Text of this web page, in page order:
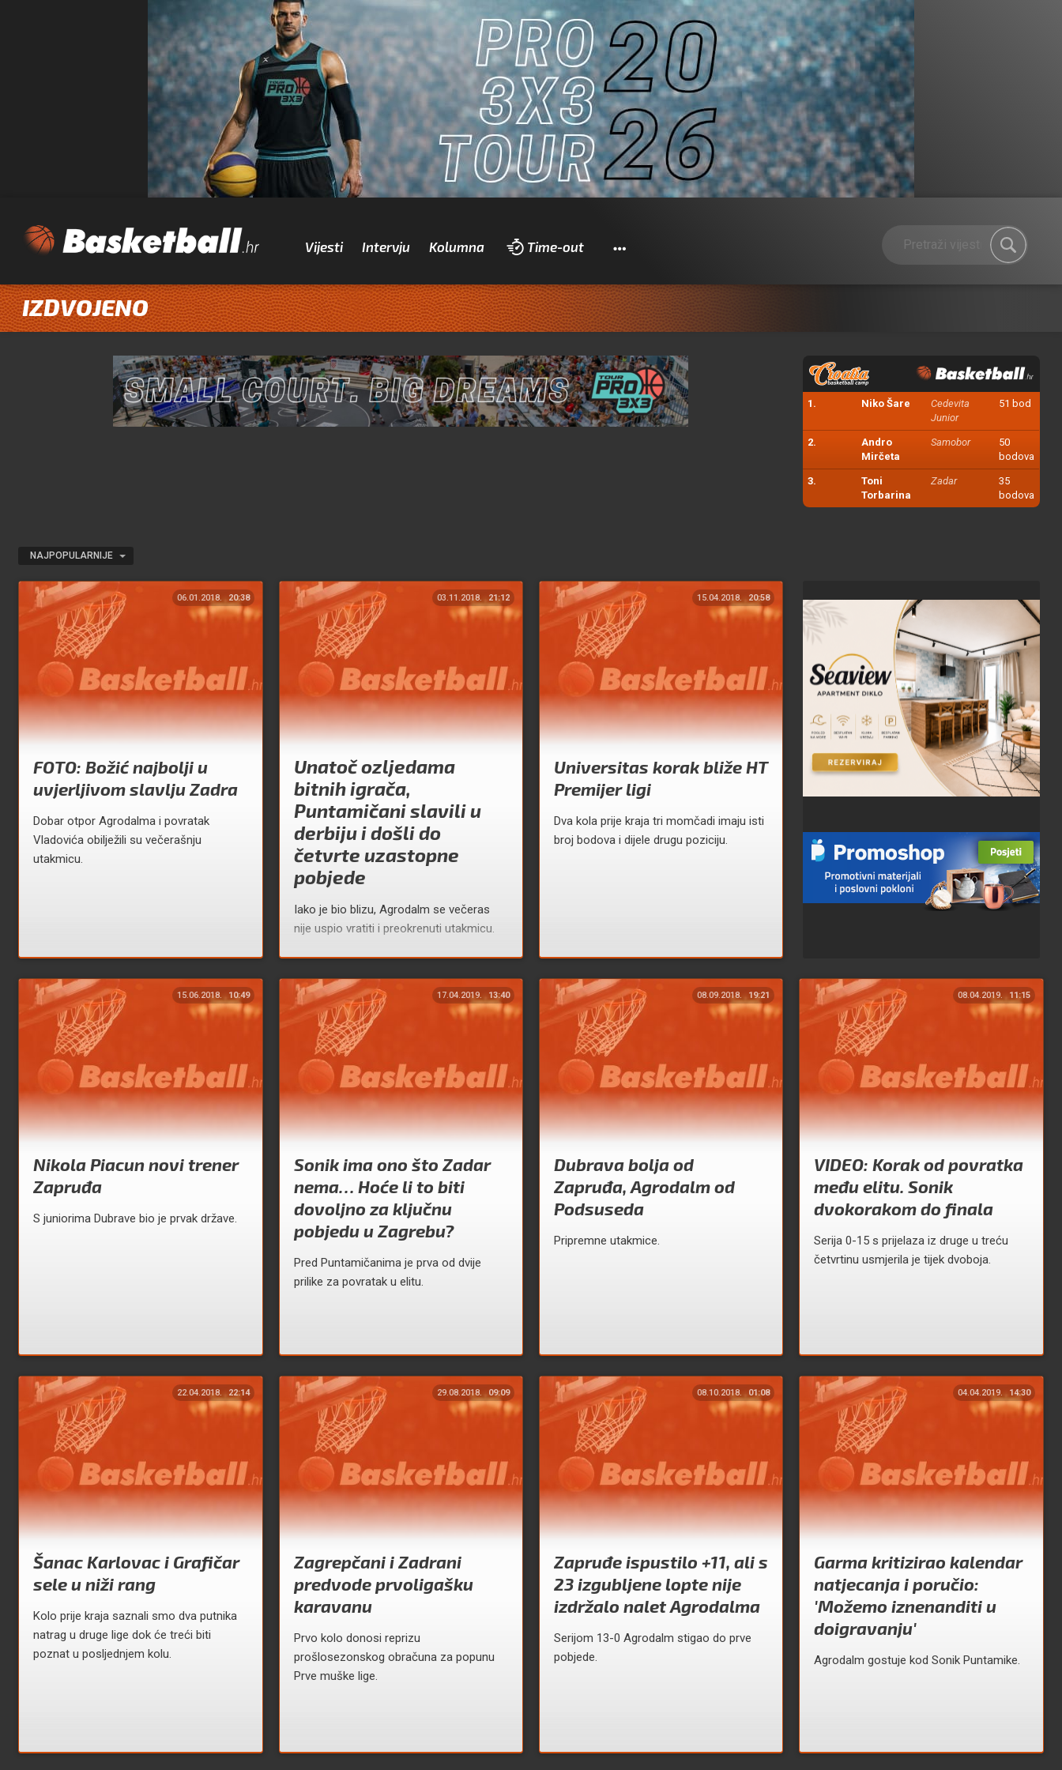
Vijesti Intervju Kolumna Time-out Pretraži
IZDVOJENO
1. Niko Šare
Cedevita
Junior
51 bod
2.
Andro
Mirčeta
Samobor
50
bodova
3.
Toni
Torbarina
Zadar
35
bodova
NAJPOPULARNIJE
06.01.2018. 20:38
FOTO: Božić najbolji u
uvjerljivom slavlju Zadra
Dobar otpor Agrodalma i povratak
Vladovića obilježili su večerašnju
utakmicu.
03.11.2018. 21:12
Unatoč ozljedama
bitnih igrača,
Puntamičani slavili u
derbiju i došli do
četvrte uzastopne
pobjede
Iako je bio blizu, Agrodalm se večeras
nije uspio vratiti i preokrenuti utakmicu.
15.04.2018. 20:58
Universitas korak bliže HT
Premijer ligi
Dva kola prije kraja tri momčadi imaju isti
broj bodova i dijele drugu poziciju.
15.06.2018. 10:49
Nikola Piacun novi trener
Zapruđa
S juniorima Dubrave bio je prvak države.
17.04.2019. 13:40
Sonik ima ono što Zadar
nema… Hoće li to biti
dovoljno za ključnu
pobjedu u Zagrebu?
Pred Puntamičanima je prva od dvije
prilike za povratak u elitu.
08.09.2018. 19:21
Dubrava bolja od
Zapruđa, Agrodalm od
Podsuseda
Pripremne utakmice.
08.04.2019. 11:15
VIDEO: Korak od povratka
među elitu. Sonik
dvokorakom do finala
Serija 0-15 s prijelaza iz druge u treću
četvrtinu usmjerila je tijek dvoboja.
22.04.2018. 22:14
Šanac Karlovac i Grafičar
sele u niži rang
Kolo prije kraja saznali smo dva putnika
natrag u druge lige dok će treći biti
poznat u posljednjem kolu.
29.08.2018. 09:09
Zagrepčani i Zadrani
predvode prvoligašku
karavanu
Prvo kolo donosi reprizu
prošlosezonskog obračuna za popunu
Prve muške lige.
08.10.2018. 01:08
Zapruđe ispustilo +11, ali s
23 izgubljene lopte nije
izdržalo nalet Agrodalma
Serijom 13-0 Agrodalm stigao do prve
pobjede.
04.04.2019. 14:30
Garma kritizirao kalendar
natjecanja i poručio:
'Možemo iznenanditi u
doigravanju'
Agrodalm gostuje kod Sonik Puntamike.